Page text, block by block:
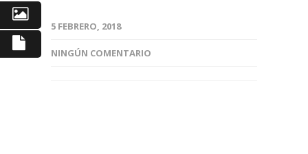
5 FEBRERO, 2018
NINGÚN COMENTARIO